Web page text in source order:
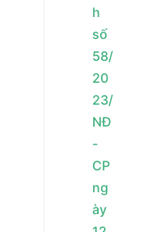
h
số
58/
20
23/
NĐ
-
CP
ng
ày